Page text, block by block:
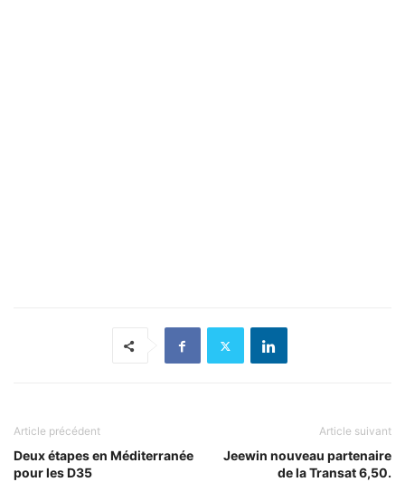
Article précédent
Deux étapes en Méditerranée
pour les D35
Article suivant
Jeewin nouveau partenaire
de la Transat 6,50.